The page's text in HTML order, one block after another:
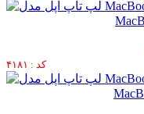
کد : ۴۱۸۱